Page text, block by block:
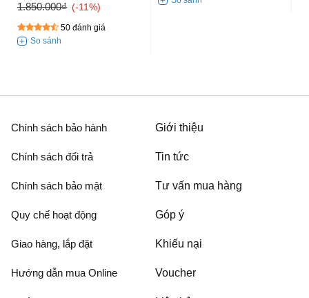
1.850.000₫
-11%
50 đánh giá
Chính sách bảo hành
Chính sách đổi trả
Chính sách bảo mật
Quy chế hoạt động
Giao hàng, lắp đặt
Hướng dẫn mua Online
Giới thiệu
Tin tức
Tư vấn mua hàng
Góp ý
Khiếu nại
Voucher